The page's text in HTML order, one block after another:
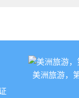
美洲旅游，